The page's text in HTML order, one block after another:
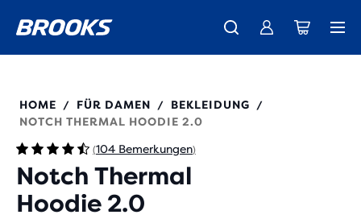
Kostenloser Versand für alle Bestellungen über CHF 100
Der brandneue Ghost Amp ist da - Shop Damen Herren
Wir präsentieren die neue Cascadia Kollektion - Jetzt kaufen
221568
HOME / FÜR DAMEN / BEKLEIDUNG
/
NOTCH THERMAL HOODIE 2.0
(104 Bemerkungen)
Notch Thermal
Hoodie 2.0